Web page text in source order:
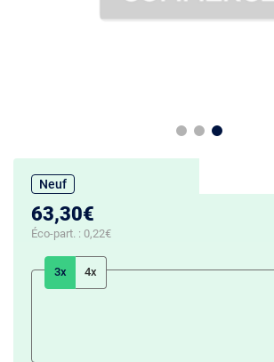
Neuf
63,30€
Éco-part. : 0,22€
3x 4x